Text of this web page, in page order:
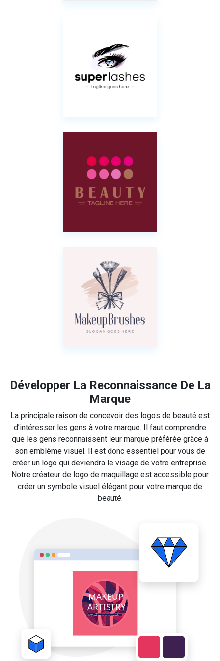
Développer La Reconnaissance De La
Marque
La principale raison de concevoir des logos de beauté est
d’intéresser les gens à votre marque. Il faut comprendre
que les gens reconnaissent leur marque préférée grâce à
son emblème visuel. Il est donc essentiel pour vous de
créer un logo qui deviendra le visage de votre entreprise.
Notre créateur de logo de maquillage est accessible pour
créer un symbole visuel élégant pour votre marque de
beauté.